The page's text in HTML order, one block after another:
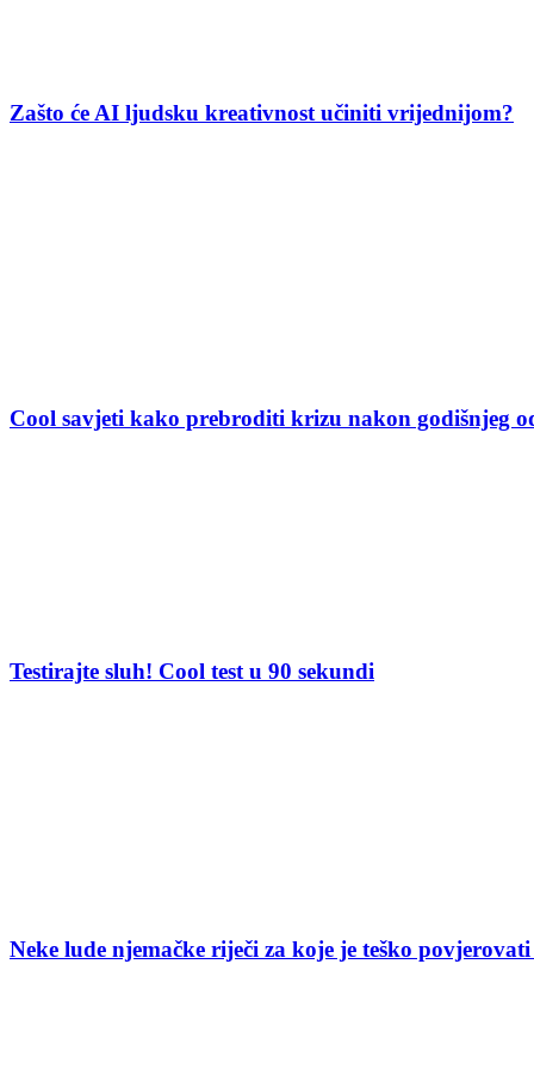
Zašto će AI ljudsku kreativnost učiniti vrijednijom?
Cool savjeti kako prebroditi krizu nakon godišnjeg
Testirajte sluh! Cool test u 90 sekundi
Neke lude njemačke riječi za koje je teško